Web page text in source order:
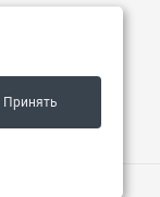
Принять